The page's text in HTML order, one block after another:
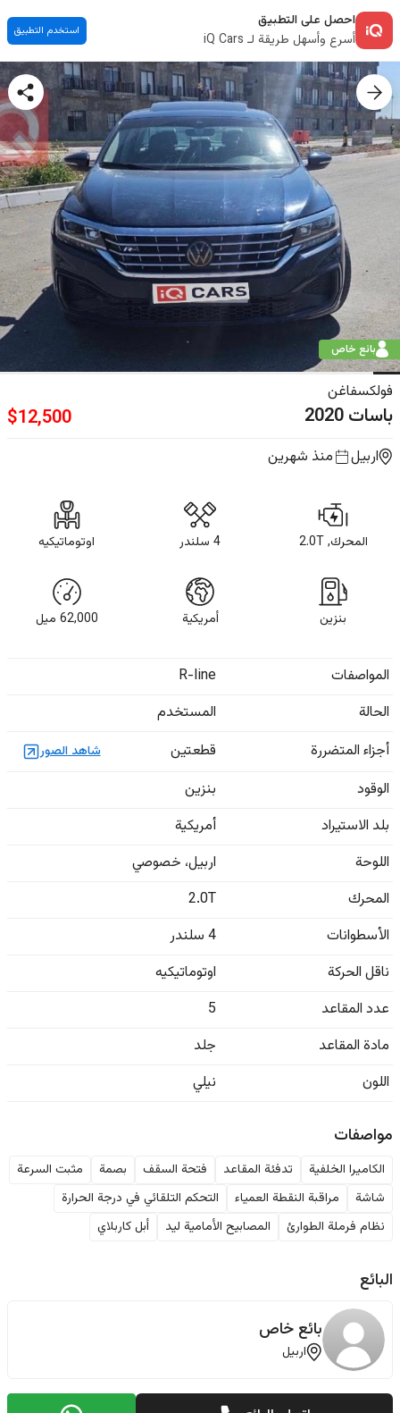
احصل على التطبيق
أسرع وأسهل طريقة لـ iQ Cars
استخدم التطبيق
بائع خاص
فولكسفاغن
باسات2020
$12,500
اربيل منذ شهرين
المحرك, 2.0T 4 سلندر اوتوماتيكيه
بنزين أمريكية 62,000 ميل
المواصفات
R-line
الحالة
المستخدم
أجزاء المتضررة
قطعتين شاهد الصور
الوقود
بنزين
بلد الاستيراد
أمريكية
اللوحة
اربيل، خصوصي
المحرك
2.0T
الأسطوانات
4 سلندر
ناقل الحركة
اوتوماتيكيه
عدد المقاعد
5
مادة المقاعد
جلد
اللون
نیلي
مواصفات
الكاميرا الخلفية تدفئة المقاعد فتحة السقف بصمة
مثبت السرعة
شاشة
مراقبة النقطة العمياء
التحكم التلقائي في درجة الحرارة
نظام فرملة الطوارئ
المصابيح الأمامية ليد أبل كاربلاي
البائع
بائع خاص
اربيل